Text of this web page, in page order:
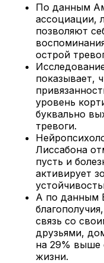
По данным
ассоциации,
позволяют
острой
показывает,
уровень
буквально
тревоги.
Лиссабона
пусть и
активирует
А по данным
связь со
друзьями,
на 29% выше
жизни.